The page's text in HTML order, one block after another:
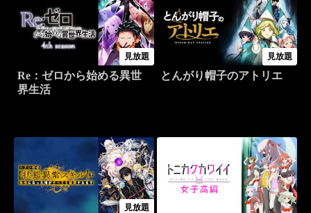
見放題
Re：ゼロから始める異世
界生活
見放題
とんがり帽子のアトリエ
見放題